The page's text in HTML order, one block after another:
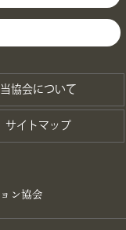
当協会について
サイトマップ